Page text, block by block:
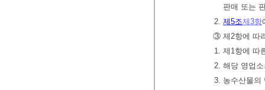
판매 또는
2. 제5조제3항
③ 제2항에 따
1. 제1항에 따
2. 해당 영업
3. 농수산물의